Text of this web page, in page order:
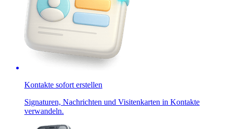
Kontakte sofort erstellen
Signaturen, Nachrichten und Visitenkarten in Kontakte
verwandeln.